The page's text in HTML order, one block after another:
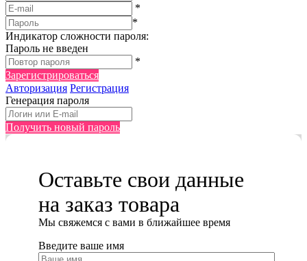
*
*
Индикатор сложности пароля:
Пароль не введен
*
Зарегистрироваться
Авторизация Регистрация
Генерация пароля
Получить новый пароль
Оставьте свои данные
на заказ товара
Мы cвяжемся с вами в ближайшее время
Введите ваше имя